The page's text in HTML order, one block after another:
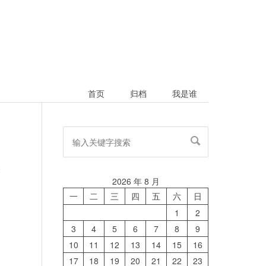
首页
归档 我是谁
2026 年 8 月
一
二 三 四 五 六
日
1
2
3
4 5 6 7 8
9
10
11 12 13 14 15
16
17
18 19 20 21 22
23